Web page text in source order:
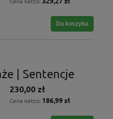
Do koszyka
| Sentencje
230,00 zł
Cena netto: 186,99 zł